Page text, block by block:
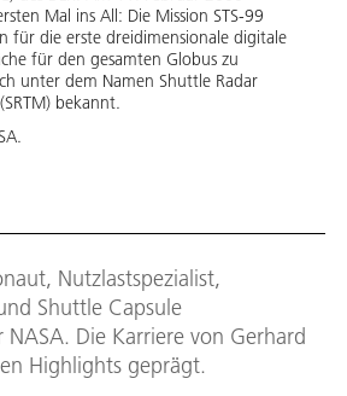
Mal ins All: Die Mission STS-99
für die erste dreidimensionale digitale
für den gesamten Globus zu
unter dem Namen Shuttle Radar
bekannt.
Nutzlastspezialist,
Shuttle Capsule
Die Karriere von Gerhard
Highlights geprägt.